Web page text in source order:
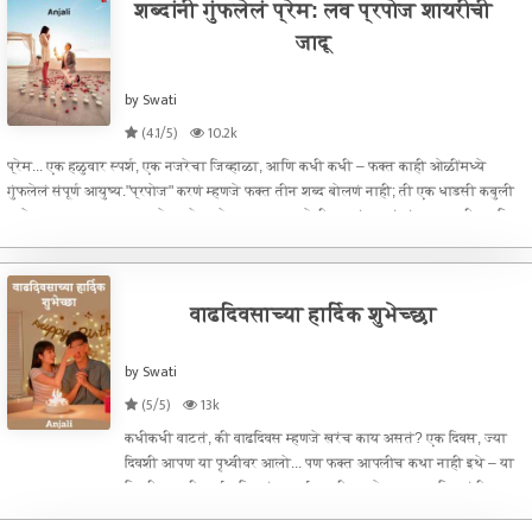
शब्दांनी गुंफलेलं प्रेम: लव प्रपोज शायरीची
जादू
by Swati
(4.1/5)
10.2k
प्रेम... एक हळुवार स्पर्श, एक नजरेचा जिव्हाळा, आणि कधी कधी – फक्त काही ओळींमध्ये
गुंफलेलं संपूर्ण आयुष्य."प्रपोज" करणं म्हणजे फक्त तीन शब्द बोलणं नाही; ती एक धाडसी कबुली
आहे – आपल्या हृदयाच्या खोल खोल कोपऱ्यातून उमटलेली, शब्दांच्या पंखांवर उडणारी, आणि
वाढदिवसाच्या हार्दिक शुभेच्छा
by Swati
(5/5)
13k
कधीकधी वाटतं, की वाढदिवस म्हणजे खरंच काय असतं? एक दिवस, ज्या
दिवशी आपण या पृथ्वीवर आलो... पण फक्त आपलीच कथा नाही इथे – या
दिवशी आपली आई पहिल्यांदा आई झाली असते, आपल्या मित्रांनी